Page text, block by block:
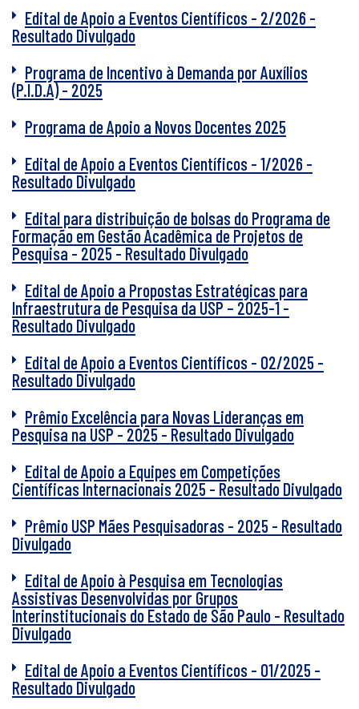
Edital de Apoio a Eventos Científicos - 2/2026 -
Resultado Divulgado
Programa de Incentivo à Demanda por Auxílios
(P.I.D.A) - 2025
Programa de Apoio a Novos Docentes 2025
Edital de Apoio a Eventos Científicos - 1/2026 -
Resultado Divulgado
Edital para distribuição de bolsas do Programa de
Formação em Gestão Acadêmica de Projetos de
Pesquisa - 2025 - Resultado Divulgado
Edital de Apoio a Propostas Estratégicas para
Infraestrutura de Pesquisa da USP – 2025-1 -
Resultado Divulgado
Edital de Apoio a Eventos Científicos - 02/2025 -
Resultado Divulgado
Prêmio Excelência para Novas Lideranças em
Pesquisa na USP - 2025 - Resultado Divulgado
Edital de Apoio a Equipes em Competições
Científicas Internacionais 2025 - Resultado Divulgado
Prêmio USP Mães Pesquisadoras - 2025 - Resultado
Divulgado
Edital de Apoio à Pesquisa em Tecnologias
Assistivas Desenvolvidas por Grupos
Interinstitucionais do Estado de São Paulo - Resultado
Divulgado
Edital de Apoio a Eventos Científicos - 01/2025 -
Resultado Divulgado